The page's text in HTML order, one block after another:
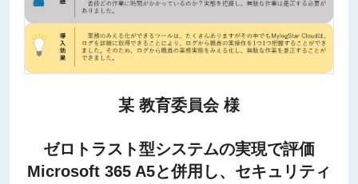
某 教育委員会 様
ゼロトラスト型システムの実現で評価
Microsoft 365 A5と併用し、セキュリティ